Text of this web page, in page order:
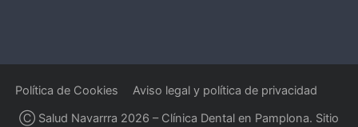
Ⓒ Salud Navarrra 2026 – Clínica Dental en Pamplona. Sitio
Política de Cookies Aviso legal y política de privacidad